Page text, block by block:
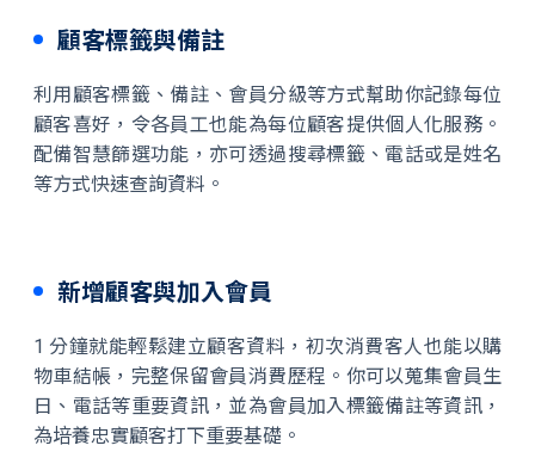
顧客標籤與備註
利用顧客標籤、備註、會員分級等方式幫助你記錄每位
顧客喜好，令各員工也能為每位顧客提供個人化服務。
配備智慧篩選功能，亦可透過搜尋標籤、電話或是姓名
等方式快速查詢資料。
新增顧客與加入會員
1 分鐘就能輕鬆建立顧客資料，初次消費客人也能以購
物車結帳，完整保留會員消費歷程。你可以蒐集會員生
日、電話等重要資訊，並為會員加入標籤備註等資訊，
為培養忠實顧客打下重要基礎。